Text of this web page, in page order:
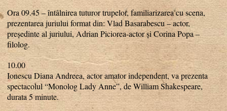
Ora 09.45 – întâlnirea tuturor trupelor, familiarizarea cu scena,
prezentarea juriului format din: Vlad Basarabescu – actor,
președinte al juriului, Adrian Piciorea-actor și Corina Popa –
filolog.
10.00
Ionescu Diana Andreea, actor amator independent, va prezenta
spectacolul “Monolog Lady Anne”, de William Shakespeare,
durata 5 minute.